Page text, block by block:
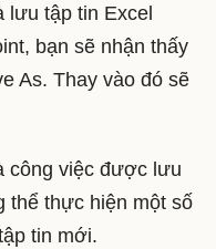
lưu tập tin Excel
bạn sẽ nhận thấy
As. Thay vào đó sẽ
công việc được lưu
thể thực hiện một số
tin mới.